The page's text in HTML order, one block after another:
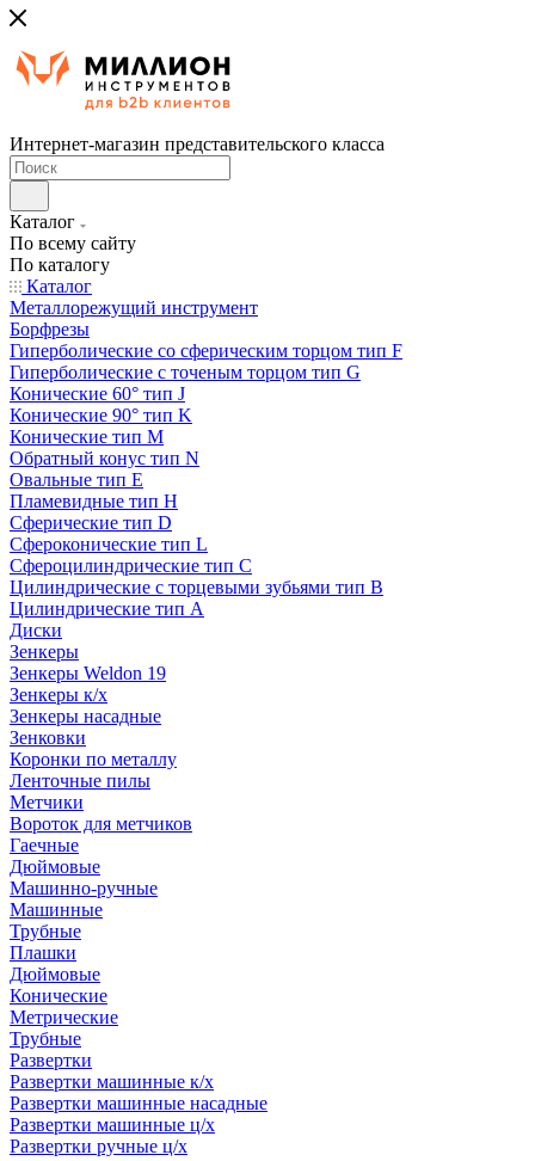
Интернет-магазин представительского класса
Каталог
По всему сайту
По каталогу
Каталог
Металлорежущий инструмент
Борфрезы
Гиперболические cо сферическим торцом тип F
Гиперболические с точеным торцом тип G
Конические 60° тип J
Конические 90° тип K
Конические тип M
Обратный конус тип N
Овальные тип E
Пламевидные тип H
Сферические тип D
Сфероконические тип L
Сфероцилиндрические тип C
Цилиндрические с торцевыми зубьями тип B
Цилиндрические тип А
Диски
Зенкеры
Зенкеры Weldon 19
Зенкеры к/х
Зенкеры насадные
Зенковки
Коронки по металлу
Ленточные пилы
Метчики
Вороток для метчиков
Гаечные
Дюймовые
Машинно-ручные
Машинные
Трубные
Плашки
Дюймовые
Конические
Метрические
Трубные
Развертки
Развертки машинные к/х
Развертки машинные насадные
Развертки машинные ц/х
Развертки ручные ц/х